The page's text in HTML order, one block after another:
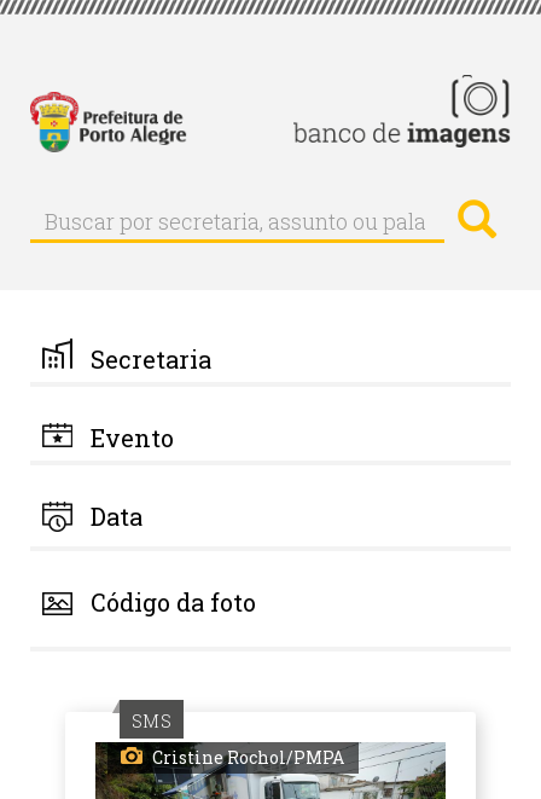
Pular
principal
Buscar
Buscar
por
palavra-
chave
Secretaria
Evento
Data
Código da foto
SMS
Cristine Rochol/PMPA